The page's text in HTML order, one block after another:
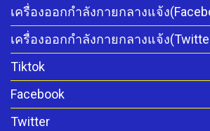
เครื่องออกกำลังกายกลางแจ้ง
เครื่องออกกำลังกายกลางแจ้ง
Tiktok
Facebook
Twitter